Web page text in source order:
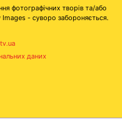
фотографічних творів та/або
Images - суворо забороняється.
даних